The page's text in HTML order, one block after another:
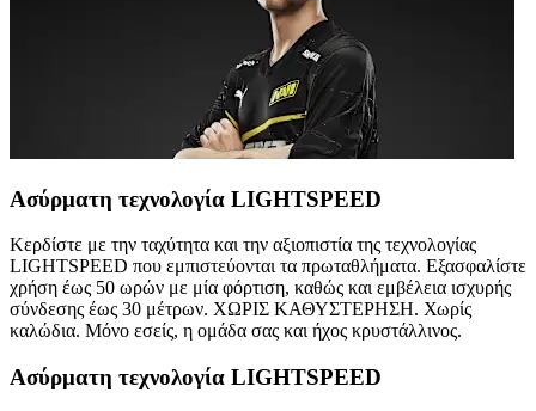
Ασύρματη τεχνολογία LIGHTSPEED
Κερδίστε με την ταχύτητα και την αξιοπιστία της τεχνολογίας
LIGHTSPEED που εμπιστεύονται τα πρωταθλήματα. Εξασφαλίστε
χρήση έως 50 ωρών με μία φόρτιση, καθώς και εμβέλεια ισχυρής
σύνδεσης έως 30 μέτρων. ΧΩΡΙΣ ΚΑΘΥΣΤΕΡΗΣΗ. Χωρίς
καλώδια. Μόνο εσείς, η ομάδα σας και ήχος κρυστάλλινος.
Ασύρματη τεχνολογία LIGHTSPEED